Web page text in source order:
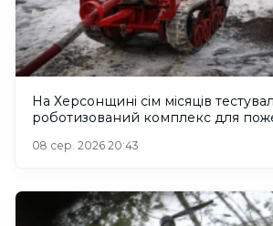
На Херсонщині сім місяців
роботизований комплекс для
08 сер. 2026 20:43